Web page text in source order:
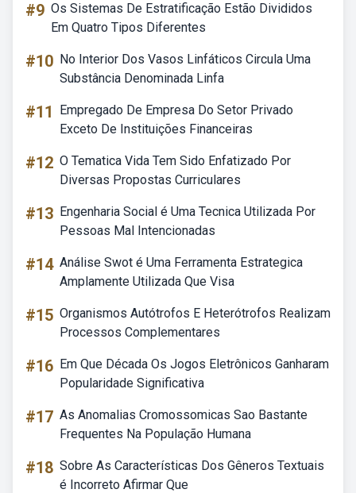
#9 Os Sistemas De Estratificação Estão Divididos
Em Quatro Tipos Diferentes
#10 No Interior Dos Vasos Linfáticos Circula Uma
Substância Denominada Linfa
#11
Empregado De Empresa Do Setor Privado
Exceto De Instituições Financeiras
#12 O Tematica Vida Tem Sido Enfatizado Por
Diversas Propostas Curriculares
#13 Engenharia Social é Uma Tecnica Utilizada Por
Pessoas Mal Intencionadas
#14 Análise Swot é Uma Ferramenta Estrategica
Amplamente Utilizada Que Visa
#15 Organismos Autótrofos E Heterótrofos Realizam
Processos Complementares
#16 Em Que Década Os Jogos Eletrônicos Ganharam
Popularidade Significativa
#17 As Anomalias Cromossomicas Sao Bastante
Frequentes Na População Humana
#18 Sobre As Características Dos Gêneros Textuais
é Incorreto Afirmar Que